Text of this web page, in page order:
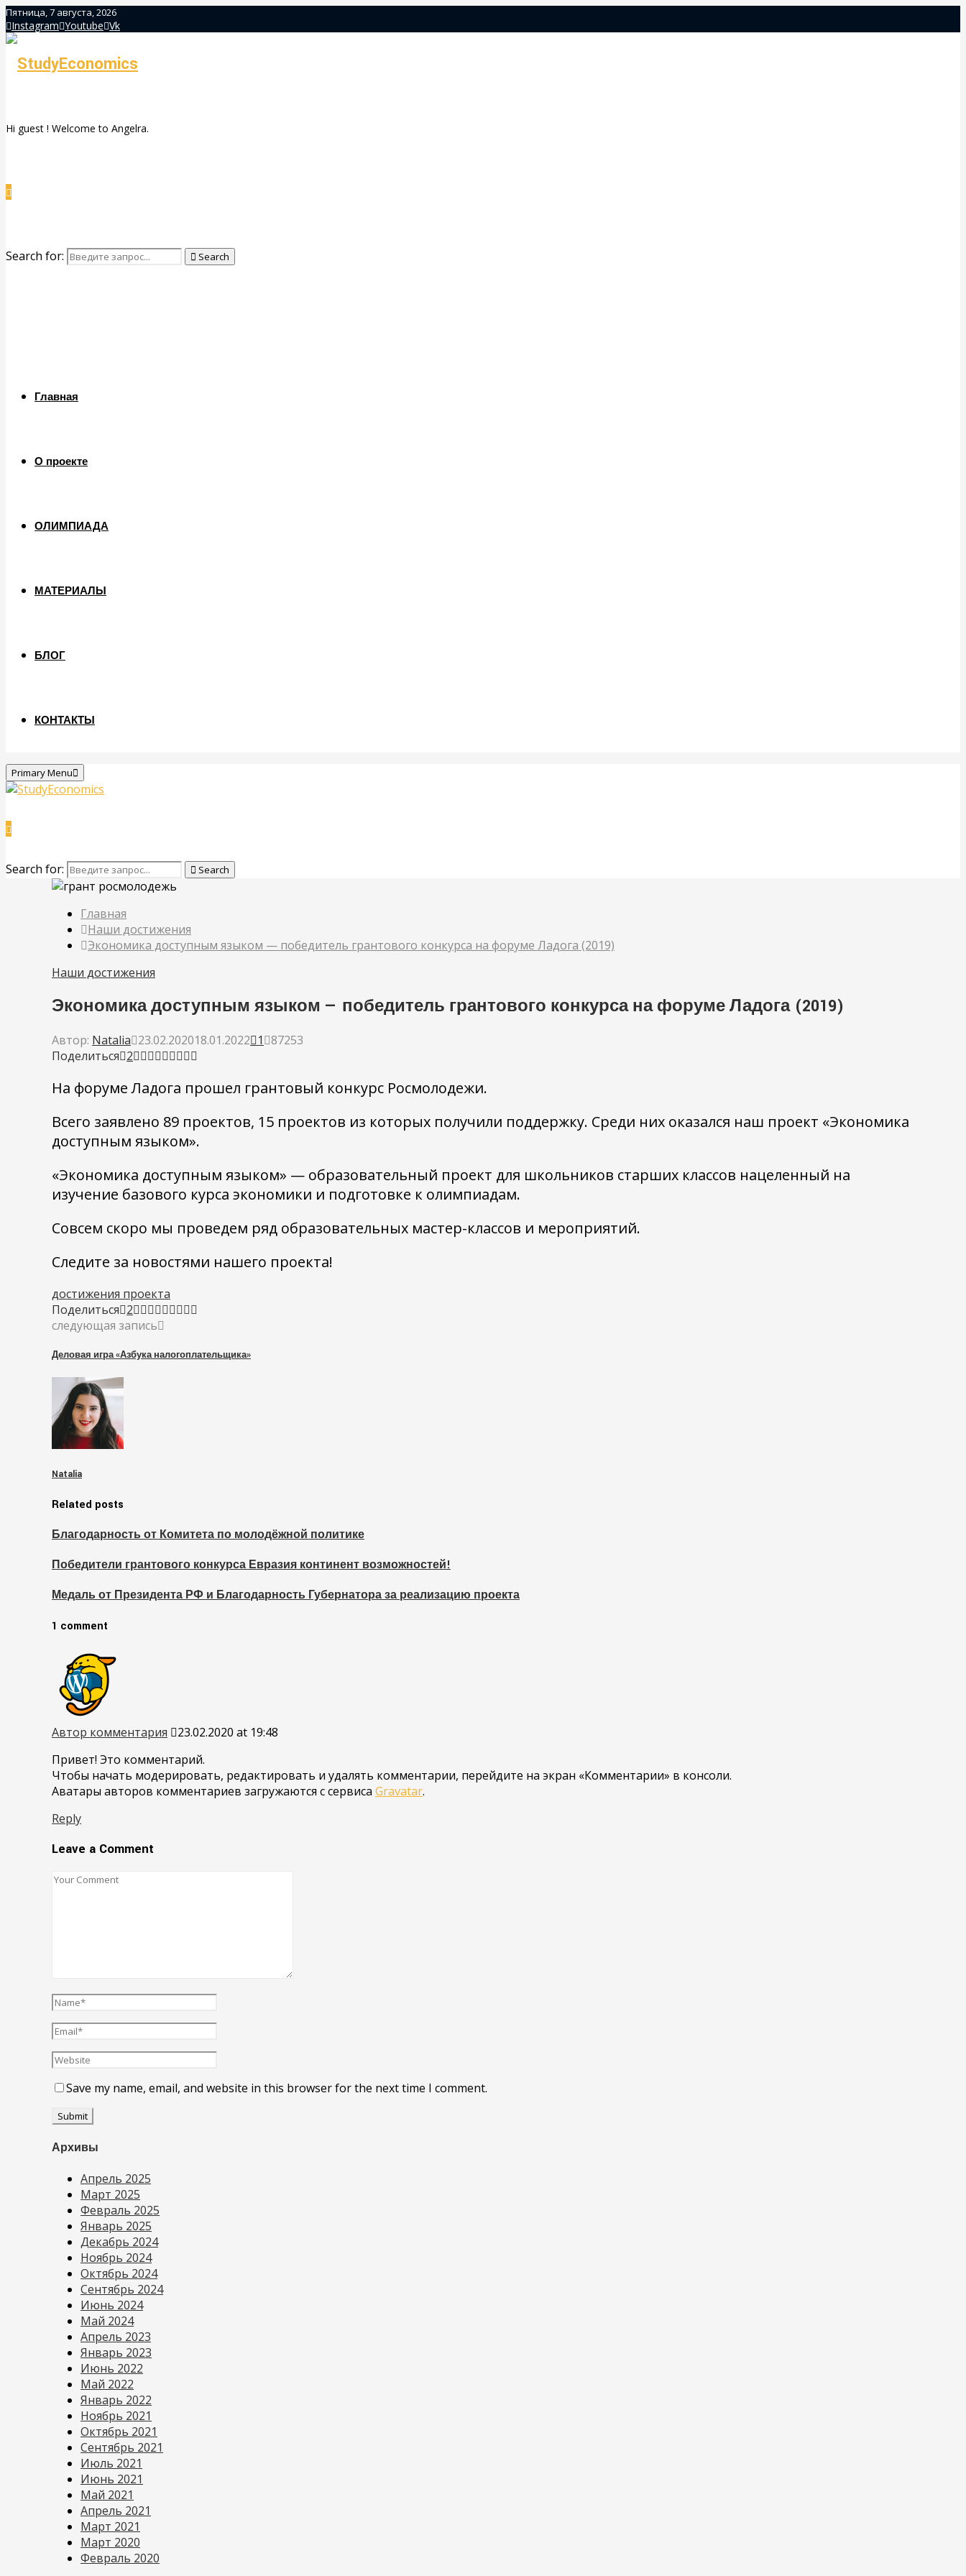
Пятница, 7 августа, 2026
Instagram Youtube Vk
Hi guest ! Welcome to Angelra.
Search for: Search
Главная
О проекте
ОЛИМПИАДА
МАТЕРИАЛЫ
БЛОГ
КОНТАКТЫ
Primary Menu
Search for: Search
Главная
Наши достижения
Экономика доступным языком — победитель грантового конкурса на форуме Ладога (2019)
Наши достижения
Экономика доступным языком — победитель грантового конкурса на форуме Ладога (2019)
Автор: Natalia 23.02.202018.01.2022 1 87253
Поделиться 2
На форуме Ладога прошел грантовый конкурс Росмолодежи.
Всего заявлено 89 проектов, 15 проектов из которых получили поддержку. Среди них оказался наш проект «Экономика
доступным языком».
«Экономика доступным языком» — образовательный проект для школьников старших классов нацеленный на
изучение базового курса экономики и подготовке к олимпиадам.
Совсем скоро мы проведем ряд образовательных мастер-классов и мероприятий.
Следите за новостями нашего проекта!
достижения проекта
Поделиться 2
следующая запись
Деловая игра «Азбука налогоплательщика»
Natalia
Related posts
Благодарность от Комитета по молодёжной политике
Победители грантового конкурса Евразия континент возможностей!
Медаль от Президента РФ и Благодарность Губернатора за реализацию проекта
1 comment
Автор комментария
23.02.2020 at 19:48
Привет! Это комментарий.
Чтобы начать модерировать, редактировать и удалять комментарии, перейдите на экран «Комментарии» в консоли.
Аватары авторов комментариев загружаются с сервиса Gravatar.
Reply
Leave a Comment
Save my name, email, and website in this browser for the next time I comment.
Архивы
Апрель 2025
Март 2025
Февраль 2025
Январь 2025
Декабрь 2024
Ноябрь 2024
Октябрь 2024
Сентябрь 2024
Июнь 2024
Май 2024
Апрель 2023
Январь 2023
Июнь 2022
Май 2022
Январь 2022
Ноябрь 2021
Октябрь 2021
Сентябрь 2021
Июль 2021
Июнь 2021
Май 2021
Апрель 2021
Март 2021
Март 2020
Февраль 2020